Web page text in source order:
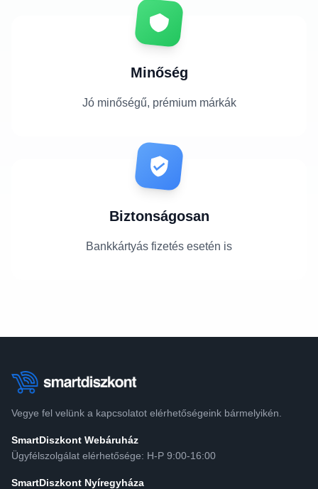
Minőség
Jó minőségű, prémium márkák
Biztonságosan
Bankkártyás fizetés esetén is
Vegye fel velünk a kapcsolatot elérhetőségeink bármelyikén.
SmartDiszkont Webáruház
Ügyfélszolgálat elérhetősége: H-P 9:00-16:00
SmartDiszkont Nyíregyháza